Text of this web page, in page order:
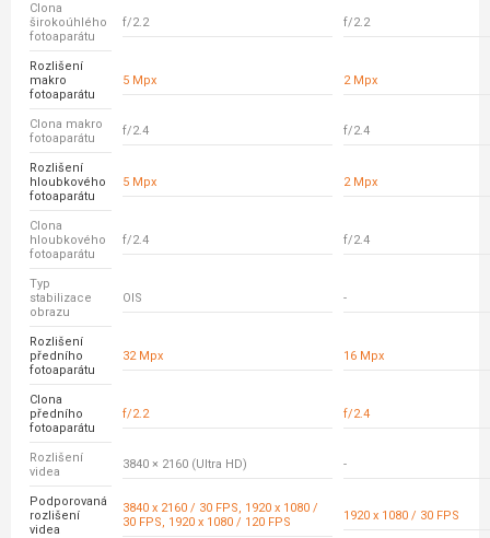
Clona
širokoúhlého
fotoaparátu
f/2.2 f/2.2
Rozlišení
makro
fotoaparátu
5 Mpx 2 Mpx
Clona makro
fotoaparátu
f/2.4 f/2.4
Rozlišení
hloubkového
fotoaparátu
5 Mpx 2 Mpx
Clona
hloubkového
fotoaparátu
f/2.4 f/2.4
Typ
stabilizace
obrazu
OIS -
Rozlišení
předního
fotoaparátu
32 Mpx 16 Mpx
Clona
předního
fotoaparátu
f/2.2 f/2.4
Rozlišení
videa
3840 × 2160 (Ultra HD) -
Podporovaná
rozlišení
videa
3840 x 2160 / 30 FPS, 1920 x 1080 /
30 FPS, 1920 x 1080 / 120 FPS
1920 x 1080 / 30 FPS